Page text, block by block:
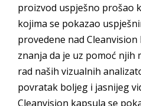
proizvod uspješno prošao
kojima se pokazao
provedene nad
znanja da je uz pomoć
rad naših vizualnih
povratak boljeg i jasnijeg
Cleanvision kapsula se